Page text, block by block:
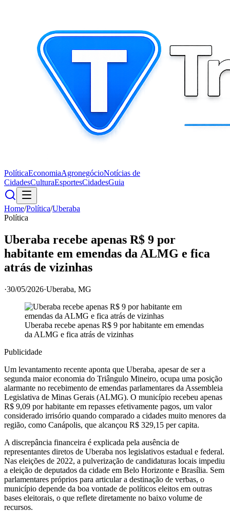
PolíticaEconomiaAgronegócioNotícias de
CidadesCulturaEsportesCidadesGuia
Home/Política/Uberaba
Política
Uberaba recebe apenas R$ 9 por
habitante em emendas da ALMG e fica
atrás de vizinhas
·30/05/2026·Uberaba, MG
Uberaba recebe apenas R$ 9 por habitante em emendas
da ALMG e fica atrás de vizinhas
Publicidade
Um levantamento recente aponta que Uberaba, apesar de ser a
segunda maior economia do Triângulo Mineiro, ocupa uma posição
alarmante no recebimento de emendas parlamentares da Assembleia
Legislativa de Minas Gerais (ALMG). O município recebeu apenas
R$ 9,09 por habitante em repasses efetivamente pagos, um valor
considerado irrisório quando comparado a cidades muito menores da
região, como Canápolis, que alcançou R$ 329,15 per capita.
A discrepância financeira é explicada pela ausência de
representantes diretos de Uberaba nos legislativos estadual e federal.
Nas eleições de 2022, a pulverização de candidaturas locais impediu
a eleição de deputados da cidade em Belo Horizonte e Brasília. Sem
parlamentares próprios para articular a destinação de verbas, o
município depende da boa vontade de políticos eleitos em outras
bases eleitorais, o que reflete diretamente no baixo volume de
recursos.